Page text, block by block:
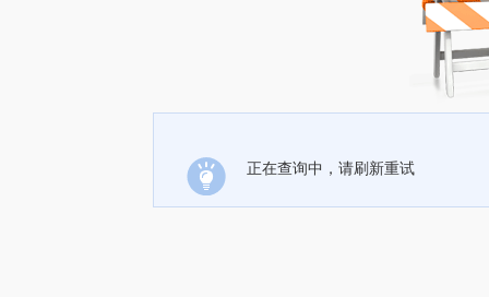
正在查询中，请刷新重试